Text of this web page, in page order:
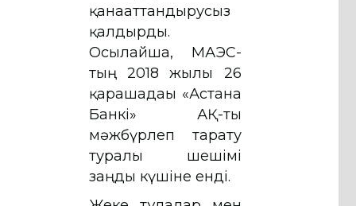
қанағаттандырусыз
қалдырды.
Осылайша, МАЭС-
тың 2018 жылғы 26
қарашадағы «Астана
Банкі» АҚ-ты
мәжбүрлеп тарату
туралы шешімі
заңды күшіне енді.